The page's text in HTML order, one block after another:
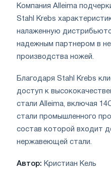
Компания Alleima
Stahl Krebs
налаженную
надежным партнером в
производства ножей.
Благодаря Stahl Krebs
доступ к
стали Alleima, включая
стали промышленного
состав которой входит
нержавеющей стали.
Автор: Кристиан Кель